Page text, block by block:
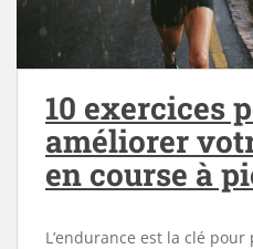
10 exercices
améliorer
en course à
L’endurance est la clé